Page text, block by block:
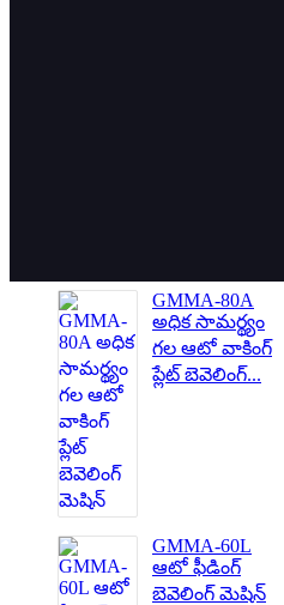
GMMA-80A
అధిక సామర్థ్యం
గల ఆటో వాకింగ్
ప్లేట్ బెవెలింగ్...
GMMA-60L
ఆటో ఫీడింగ్
బెవెలింగ్ మెషిన్